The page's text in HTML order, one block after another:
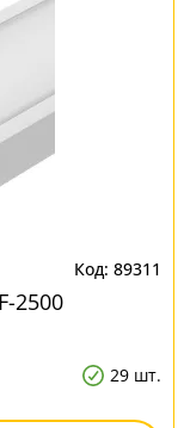
89311
2500
29 шт.